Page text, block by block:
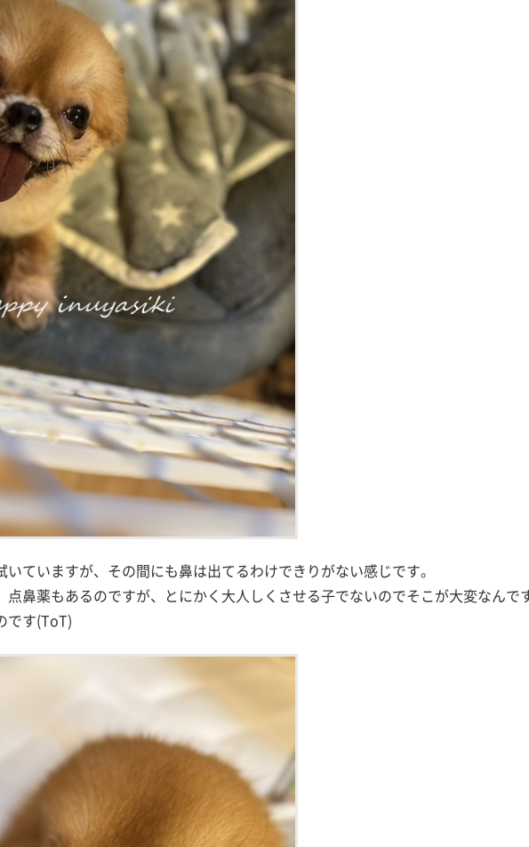
ていますが、その間にも鼻は出てるわけできりがない感じです。
点鼻薬もあるのですが、とにかく大人しくさせる子でないのでそこが大変なんで
です(ToT)